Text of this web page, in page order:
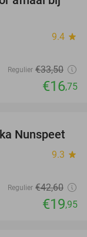
9.4 star
Regulier €33,50
€16,75
53%
Nunspeet
9.3 star
Regulier €42,60
€19,95